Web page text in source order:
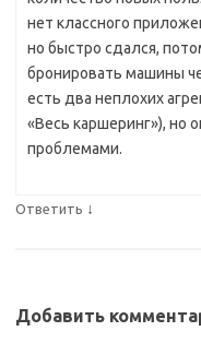
нет классного
но быстро сдался,
бронировать машины
есть два неплохих
«Весь каршеринг»), но
проблемами.
Ответить ↓
Добавить